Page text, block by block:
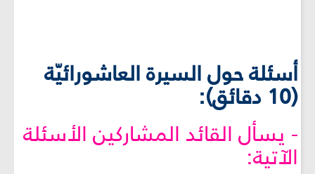
أسئلة حول السيرة العاشورائيّة
(10 دقائق):
- يسأل القائد المشاركين الأسئلة
الآتية: